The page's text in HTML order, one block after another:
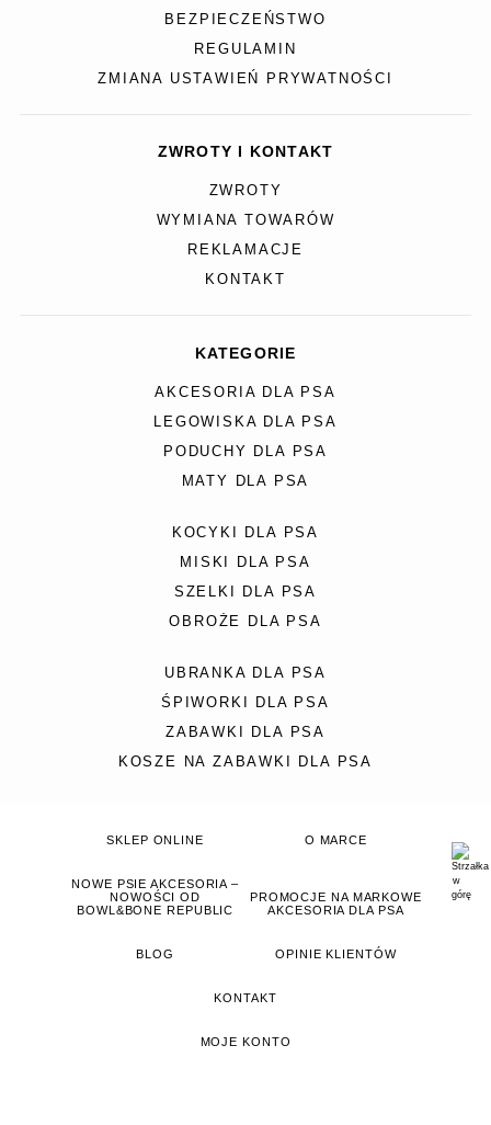
BEZPIECZEŃSTWO
REGULAMIN
ZMIANA USTAWIEŃ PRYWATNOŚCI
ZWROTY I KONTAKT
ZWROTY
WYMIANA TOWARÓW
REKLAMACJE
KONTAKT
KATEGORIE
AKCESORIA DLA PSA
LEGOWISKA DLA PSA
PODUCHY DLA PSA
MATY DLA PSA
KOCYKI DLA PSA
MISKI DLA PSA
SZELKI DLA PSA
OBROŻE DLA PSA
UBRANKA DLA PSA
ŚPIWORKI DLA PSA
ZABAWKI DLA PSA
KOSZE NA ZABAWKI DLA PSA
SKLEP ONLINE O MARCE
NOWE PSIE AKCESORIA –
NOWOŚCI OD
BOWL&BONE REPUBLIC
PROMOCJE NA MARKOWE
AKCESORIA DLA PSA
BLOG OPINIE KLIENTÓW
KONTAKT
MOJE KONTO